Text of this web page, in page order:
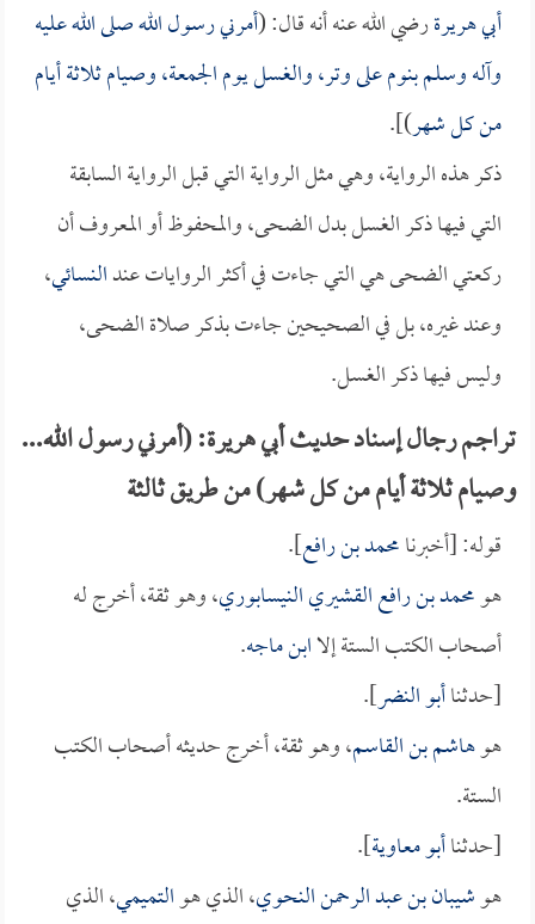
أبي هريرةرضي الله عنه أنه قال: (أمرني رسول الله صلى الله عليه
وآله وسلم بنوم على وتر، والغسل يوم الجمعة، وصيام ثلاثة أيام
من كل شهر)].
ذكر هذه الرواية، وهي مثل الرواية التي قبل الرواية السابقة
التي فيها ذكر الغسل بدل الضحى، والمحفوظ أو المعروف أن
ركعتي الضحى هي التي جاءت في أكثر الروايات عندالنسائي،
وعند غيره، بل في الصحيحين جاءت بذكر صلاة الضحى،
وليس فيها ذكر الغسل.
تراجم رجال إسناد حديث أبي هريرة: (أمرني رسول الله...
وصيام ثلاثة أيام من كل شهر) من طريق ثالثة
قوله: [أخبرنامحمد بن رافع].
هومحمد بن رافع القشيري النيسابوري، وهو ثقة، أخرج له
أصحاب الكتب الستة إلاابن ماجه.
[حدثناأبو النضر].
هوهاشم بن القاسم، وهو ثقة، أخرج حديثه أصحاب الكتب
الستة.
[حدثناأبو معاوية].
هوشيبان بن عبد الرحمن النحوي، الذي هوالتميمي، الذي